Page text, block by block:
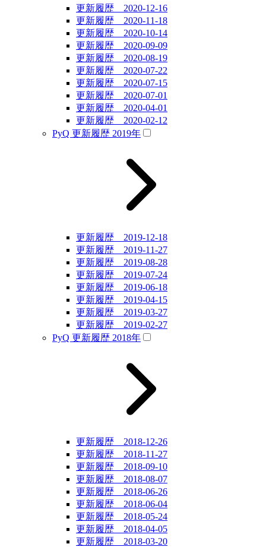
更新履歴 2020-12-16
更新履歴 2020-11-18
更新履歴 2020-10-14
更新履歴 2020-09-09
更新履歴 2020-08-19
更新履歴 2020-07-22
更新履歴 2020-07-15
更新履歴 2020-07-01
更新履歴 2020-04-01
更新履歴 2020-02-12
PyQ 更新履歴 2019年
更新履歴 2019-12-18
更新履歴 2019-11-27
更新履歴 2019-08-28
更新履歴 2019-07-24
更新履歴 2019-06-18
更新履歴 2019-04-15
更新履歴 2019-03-27
更新履歴 2019-02-27
PyQ 更新履歴 2018年
更新履歴 2018-12-26
更新履歴 2018-11-27
更新履歴 2018-09-10
更新履歴 2018-08-07
更新履歴 2018-06-26
更新履歴 2018-06-04
更新履歴 2018-05-24
更新履歴 2018-04-05
更新履歴 2018-03-20